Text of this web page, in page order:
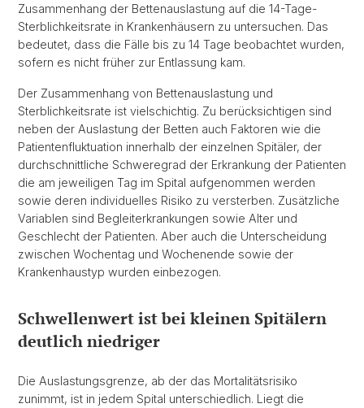
Zusammenhang der Bettenauslastung auf die 14-Tage-
Sterblichkeitsrate in Krankenhäusern zu untersuchen. Das
bedeutet, dass die Fälle bis zu 14 Tage beobachtet wurden,
sofern es nicht früher zur Entlassung kam.
Der Zusammenhang von Bettenauslastung und
Sterblichkeitsrate ist vielschichtig. Zu berücksichtigen sind
neben der Auslastung der Betten auch Faktoren wie die
Patientenfluktuation innerhalb der einzelnen Spitäler, der
durchschnittliche Schweregrad der Erkrankung der Patienten
die am jeweiligen Tag im Spital aufgenommen werden
sowie deren individuelles Risiko zu versterben. Zusätzliche
Variablen sind Begleiterkrankungen sowie Alter und
Geschlecht der Patienten. Aber auch die Unterscheidung
zwischen Wochentag und Wochenende sowie der
Krankenhaustyp wurden einbezogen.
Schwellenwert ist bei kleinen Spitälern
deutlich niedriger
Die Auslastungsgrenze, ab der das Mortalitätsrisiko
zunimmt, ist in jedem Spital unterschiedlich. Liegt die